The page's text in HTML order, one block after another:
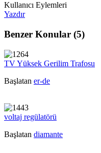
Kullanıcı Eylemleri
Yazdır
Benzer Konular (5)
TV Yüksek Gerilim Trafosu
Başlatan er-de
voltaj regülatörü
Başlatan diamante